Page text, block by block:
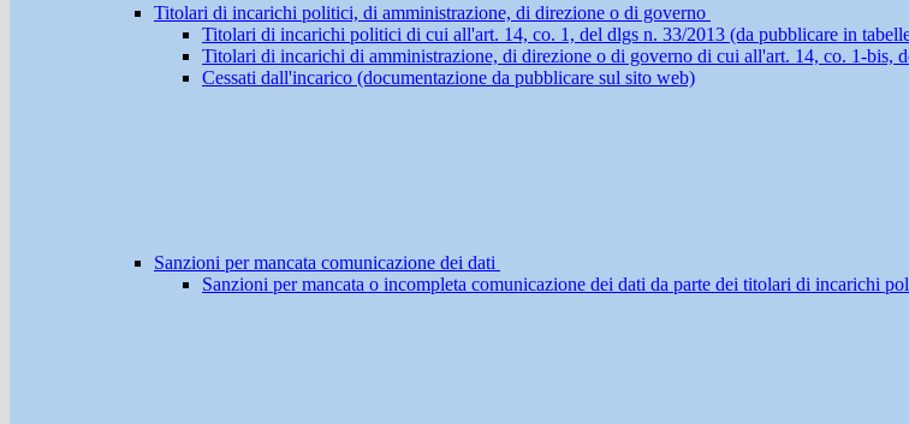
Titolari di incarichi politici, di amministrazione, di direzione o di governo
Titolari di incarichi politici di cui all'art. 14, co. 1, del dlgs n. 33/2013 (da pubblicare in
Titolari di incarichi di amministrazione, di direzione o di governo di cui all'art. 14, co. 1-bis,
Cessati dall'incarico (documentazione da pubblicare sul sito web)
Sanzioni per mancata comunicazione dei dati
Sanzioni per mancata o incompleta comunicazione dei dati da parte dei titolari di incarichi